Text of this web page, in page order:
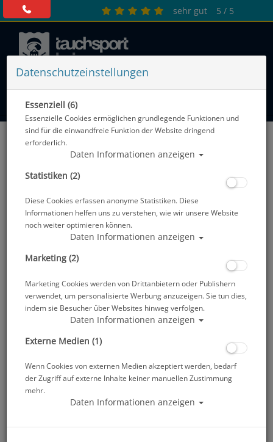
sehr gut 5 / 5
Gehäuse - Smartphone
SALE
Divevolk - SeaTouch 4 Max
Plus - Ocean Explorer Kit
Boxed
Divevolk - SeaTouch 4 MAX
Plus - Smartphonegehäuse -
Pink
Datenschutzeinstellungen
Essenziell (6)
Essenzielle Cookies ermöglichen grundlegende Funktionen und
sind für die einwandfreie Funktion der Website dringend
erforderlich.
Daten Informationen anzeigen
Statistiken (2)
Diese Cookies erfassen anonyme Statistiken. Diese
Informationen helfen uns zu verstehen, wie wir unsere Website
noch weiter optimieren können.
Daten Informationen anzeigen
Marketing (2)
Marketing Cookies werden von Drittanbietern oder Publishern
verwendet, um personalisierte Werbung anzuzeigen. Sie tun dies,
indem sie Besucher über Websites hinweg verfolgen.
Daten Informationen anzeigen
Externe Medien (1)
Wenn Cookies von externen Medien akzeptiert werden, bedarf
der Zugriff auf externe Inhalte keiner manuellen Zustimmung
mehr.
Daten Informationen anzeigen